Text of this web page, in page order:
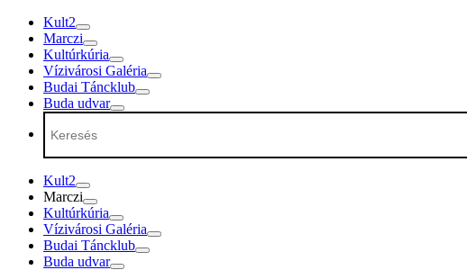
Tovább
tartalomra
Kult2
Marczi
Kultúrkúria
Vízivárosi Galéria
Budai Táncklub
Buda udvar
Kult2
Marczi
Kultúrkúria
Vízivárosi Galéria
Budai Táncklub
Buda udvar